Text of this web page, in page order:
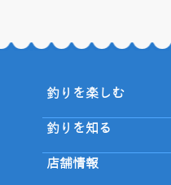
釣りを楽しむ
釣りを知る
店舗情報